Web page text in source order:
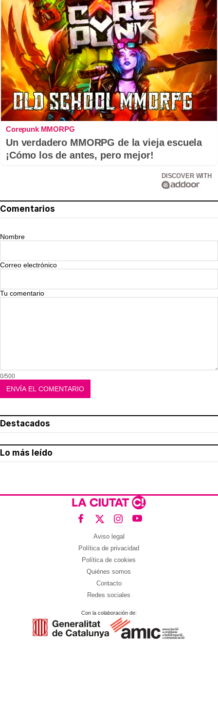
Corepunk MMORPG
Un verdadero MMORPG de la vieja escuela
¡Cómo los de antes, pero mejor!
DISCOVER WITH
Comentarios
Nombre
Correo electrónico
Tu comentario
0/500
Destacados
Lo más leído
Aviso legal
Política de privacidad
Política de cookies
Quiénes somos
Contacto
Redes sociales
Con la colaboración de: